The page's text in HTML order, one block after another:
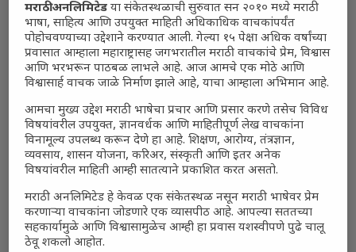
मराठी अनलिमिटेड या संकेतस्थळाची सुरुवात सन २०१० मध्ये मराठी
भाषा, साहित्य आणि उपयुक्त माहिती अधिकाधिक वाचकांपर्यंत
पोहोचवण्याच्या उद्देशाने करण्यात आली. गेल्या १५ पेक्षा अधिक वर्षांच्या
प्रवासात आम्हाला महाराष्ट्रासह जगभरातील मराठी वाचकांचे प्रेम, विश्वास
आणि भरभरून पाठबळ लाभले आहे. आज आमचे एक मोठे आणि
विश्वासार्ह वाचक जाळे निर्माण झाले आहे, याचा आम्हाला अभिमान आहे.
आमचा मुख्य उद्देश मराठी भाषेचा प्रचार आणि प्रसार करणे तसेच विविध
विषयांवरील उपयुक्त, ज्ञानवर्धक आणि माहितीपूर्ण लेख वाचकांना
विनामूल्य उपलब्ध करून देणे हा आहे. शिक्षण, आरोग्य, तंत्रज्ञान,
व्यवसाय, शासन योजना, करिअर, संस्कृती आणि इतर अनेक
विषयांवरील माहिती आम्ही सातत्याने प्रकाशित करत असतो.
मराठी अनलिमिटेड हे केवळ एक संकेतस्थळ नसून मराठी भाषेवर प्रेम
करणाऱ्या वाचकांना जोडणारे एक व्यासपीठ आहे. आपल्या सततच्या
सहकार्यामुळे आणि विश्वासामुळेच आम्ही हा प्रवास यशस्वीपणे पुढे चालू
ठेवू शकलो आहोत.